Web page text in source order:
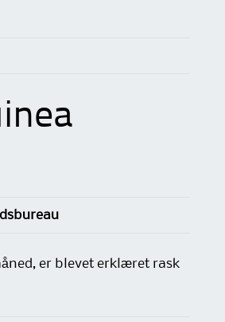
er blevet erklæret rask